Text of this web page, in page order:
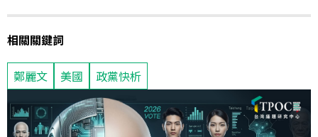
相關關鍵詞
鄭麗文 美國 政黨快析